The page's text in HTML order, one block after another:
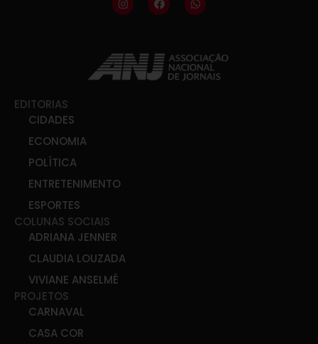
EDITORIAS
CIDADES
ECONOMIA
POLÍTICA
ENTRETENIMENTO
ESPORTES
COLUNAS SOCIAIS
ADRIANA JENNER
CLAUDIA LOUZADA
VIVIANE ANSELMÉ
PROJETOS
CARNAVAL
CASA COR